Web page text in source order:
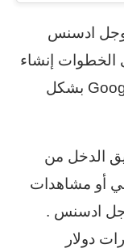
ادسنس
إنشاء
حساب جوجل ادسنس Google Adsense بشكل
الدخل من
أو مشاهدات
ادسنس .
أكثر من 10 مليارات دولار